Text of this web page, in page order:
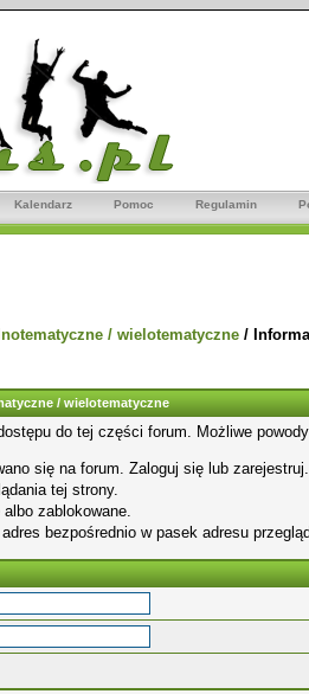
Kalendarz Pomoc Regulamin
/ wielotematyczne /
/ wielotematyczne
do tej części forum. Możliwe
się na forum. Zaloguj się lub zarejestruj.
tej strony.
zablokowane.
bezpośrednio w pasek adresu